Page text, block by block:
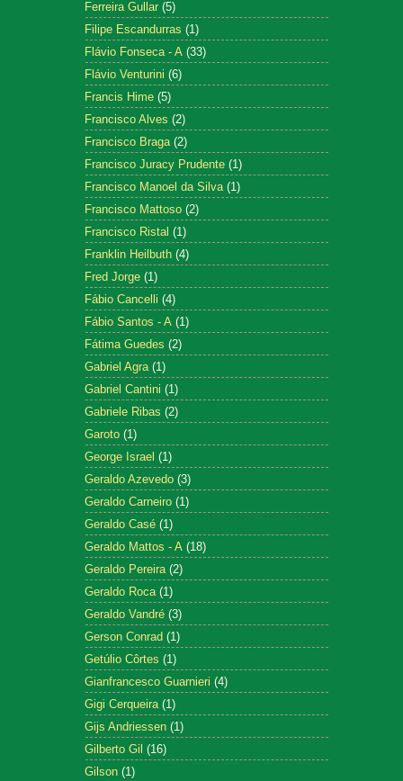
Ferreira Gullar (5)
Filipe Escandurras (1)
Flávio Fonseca - A (33)
Flávio Venturini (6)
Francis Hime (5)
Francisco Alves (2)
Francisco Braga (2)
Francisco Juracy Prudente (1)
Francisco Manoel da Silva (1)
Francisco Mattoso (2)
Francisco Ristal (1)
Franklin Heilbuth (4)
Fred Jorge (1)
Fábio Cancelli (4)
Fábio Santos - A (1)
Fátima Guedes (2)
Gabriel Agra (1)
Gabriel Cantini (1)
Gabriele Ribas (2)
Garoto (1)
George Israel (1)
Geraldo Azevedo (3)
Geraldo Carneiro (1)
Geraldo Casé (1)
Geraldo Mattos - A (18)
Geraldo Pereira (2)
Geraldo Roca (1)
Geraldo Vandré (3)
Gerson Conrad (1)
Getúlio Côrtes (1)
Gianfrancesco Guarnieri (4)
Gigi Cerqueira (1)
Gijs Andriessen (1)
Gilberto Gil (16)
Gilson (1)